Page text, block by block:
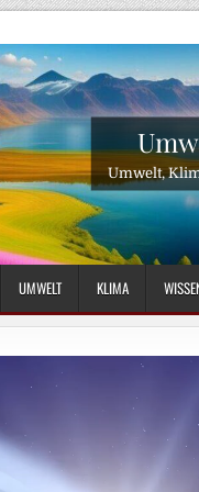
Umwelt,
UMWELT KLIMA